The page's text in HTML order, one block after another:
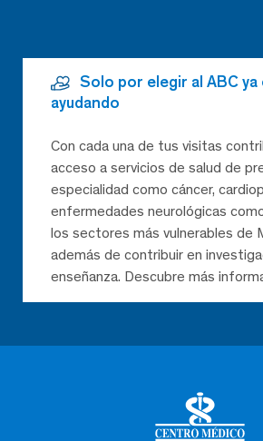
Solo por elegir al ABC ya
ayudando
Con cada una de tus visitas
acceso a servicios de salud de
especialidad como cáncer,
enfermedades neurológicas
los sectores más vulnerables de
además de contribuir en
enseñanza. Descubre más